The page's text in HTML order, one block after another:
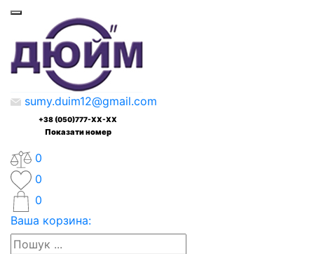
sumy.duim12@gmail.com
+38 (050)777-XX-XX
Показати номер
0
0
0
Ваша корзина: